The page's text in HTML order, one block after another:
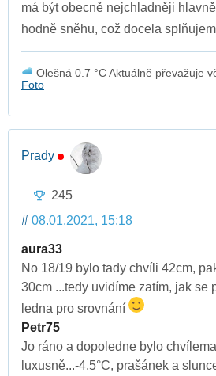
má být obecně nejchladněji
hodně sněhu, což docela
Olešná 0.7 °C Aktuálně převažuje
Foto
Prady
245
# 08.01.2021, 15:18
aura33
No 18/19 bylo tady chvíli 42cm,
30cm ...tedy uvidíme zatím, jak se
ledna pro srovnání
Petr75
Jo ráno a dopoledne bylo
luxusně...-4.5°C, prašánek a